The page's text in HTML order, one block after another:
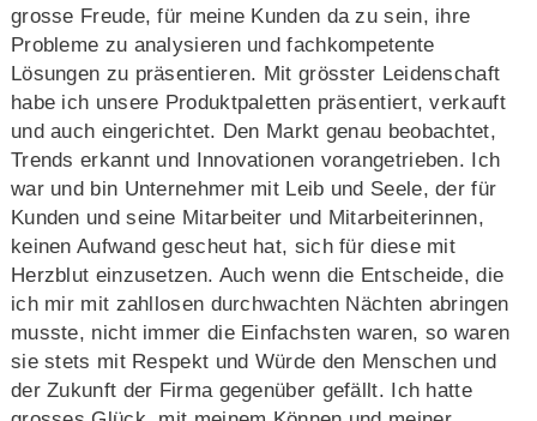
grosse Freude, für meine Kunden da zu sein, ihre
Probleme zu analysieren und fachkompetente
Lösungen zu präsentieren. Mit grösster Leidenschaft
habe ich unsere Produktpaletten präsentiert, verkauft
und auch eingerichtet. Den Markt genau beobachtet,
Trends erkannt und Innovationen vorangetrieben. Ich
war und bin Unternehmer mit Leib und Seele, der für
Kunden und seine Mitarbeiter und Mitarbeiterinnen,
keinen Aufwand gescheut hat, sich für diese mit
Herzblut einzusetzen. Auch wenn die Entscheide, die
ich mir mit zahllosen durchwachten Nächten abringen
musste, nicht immer die Einfachsten waren, so waren
sie stets mit Respekt und Würde den Menschen und
der Zukunft der Firma gegenüber gefällt. Ich hatte